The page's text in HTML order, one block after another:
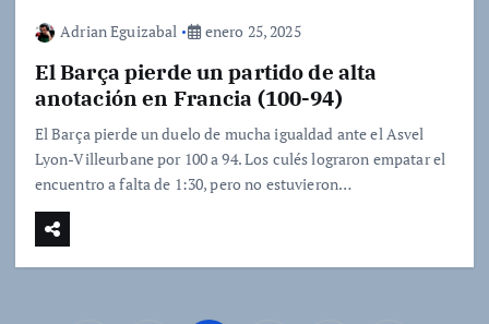
Adrian Eguizabal enero 25, 2025
El Barça pierde un partido de alta
anotación en Francia (100-94)
El Barça pierde un duelo de mucha igualdad ante el Asvel
Lyon-Villeurbane por 100 a 94. Los culés lograron empatar el
encuentro a falta de 1:30, pero no estuvieron…